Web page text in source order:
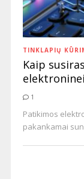
TINKLAPIŲ
Kaip
1
Patikimos
pakankamai